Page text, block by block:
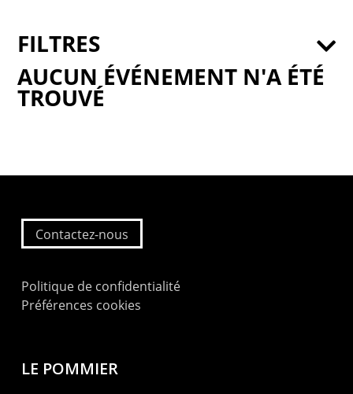
AUCUN ÉVÉNEMENT N'A ÉTÉ
TROUVÉ
FILTRES
Contactez-nous
Politique de confidentialité
Préférences cookies
LE POMMIER